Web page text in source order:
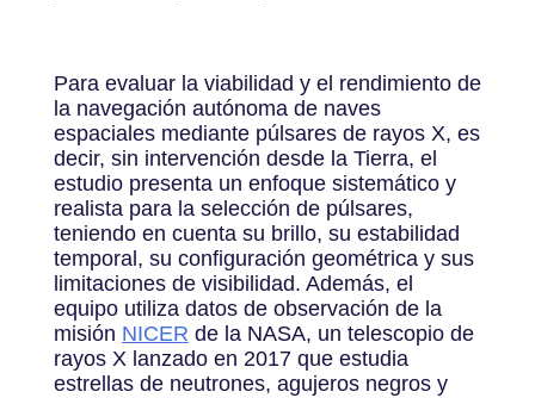
Para evaluar la viabilidad y el rendimiento de
la navegación autónoma de naves
espaciales mediante púlsares de rayos X, es
decir, sin intervención desde la Tierra, el
estudio presenta un enfoque sistemático y
realista para la selección de púlsares,
teniendo en cuenta su brillo, su estabilidad
temporal, su configuración geométrica y sus
limitaciones de visibilidad. Además, el
equipo utiliza datos de observación de la
misión NICER de la NASA, un telescopio de
rayos X lanzado en 2017 que estudia
estrellas de neutrones, agujeros negros y